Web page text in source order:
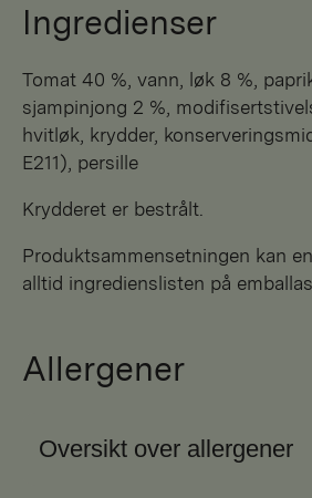
Ingredienser
tomat 40 %, vann, løk 8 %, paprika, sukker,
sjampinjong 2 %,
hvitløk, krydder,
E211), persille
Krydderet er bestrålt.
Produktsammensetningen kan
alltid ingredienslisten på
Allergener
Oversikt over allergener